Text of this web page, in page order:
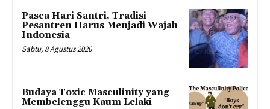
Pasca Hari Santri, Tradisi
Pesantren Harus Menjadi Wajah
Indonesia
Sabtu, 8 Agustus 2026
Budaya Toxic Masculinity yang
Membelenggu Kaum Lelaki